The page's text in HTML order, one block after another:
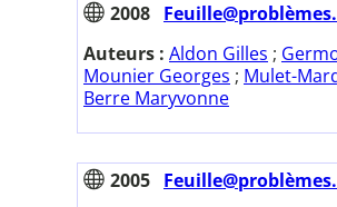
2008
Auteurs : Aldon Gilles ;
Mounier Georges ; Mulet-
Berre Maryvonne
2005